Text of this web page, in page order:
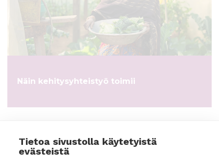
Tietoa sivustolla käytetyistä
evästeistä
Näin kehitysyhteistyö toimii
BLOGI